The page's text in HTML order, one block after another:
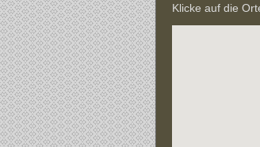
Klicke auf die